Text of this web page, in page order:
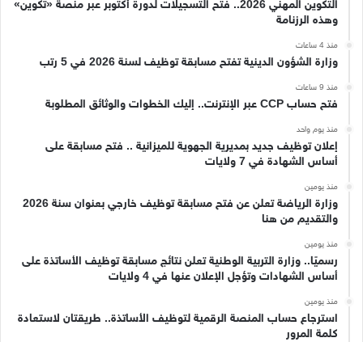
التكوين المهني 2026.. فتح التسجيلات لدورة أكتوبر عبر منصة «تكوين»
وهذه الرزنامة
منذ 4 ساعات
وزارة الشؤون الدينية تفتح مسابقة توظيف لسنة 2026 في 5 رتب
منذ 9 ساعات
فتح حساب CCP عبر الإنترنت.. إليك الخطوات والوثائق المطلوبة
منذ يوم واحد
إعلان توظيف جديد بمديرية الجهوية للميزانية .. فتح مسابقة على
أساس الشهادة في 7 ولايات
منذ يومين
وزارة الرياضة تعلن عن فتح مسابقة توظيف خارجي بعنوان سنة 2026
والتقديم من هنا
منذ يومين
رسميًا.. وزارة التربية الوطنية تعلن نتائج مسابقة توظيف الأساتذة على
أساس الشهادات وتؤجل الإعلان عنها في 4 ولايات
منذ يومين
استرجاع حساب المنصة الرقمية لتوظيف الأساتذة.. طريقتان لاستعادة
كلمة المرور